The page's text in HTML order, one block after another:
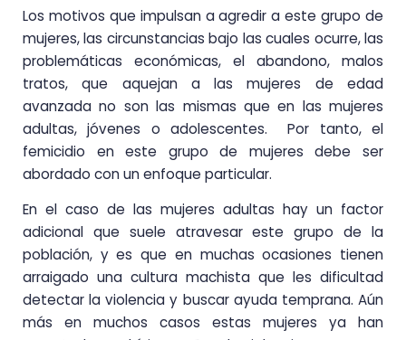
Los motivos que impulsan a agredir a este grupo de
mujeres, las circunstancias bajo las cuales ocurre, las
problemáticas económicas, el abandono, malos
tratos, que aquejan a las mujeres de edad
avanzada no son las mismas que en las mujeres
adultas, jóvenes o adolescentes. Por tanto, el
femicidio en este grupo de mujeres debe ser
abordado con un enfoque particular.
En el caso de las mujeres adultas hay un factor
adicional que suele atravesar este grupo de la
población, y es que en muchas ocasiones tienen
arraigado una cultura machista que les dificultad
detectar la violencia y buscar ayuda temprana. Aún
más en muchos casos estas mujeres ya han